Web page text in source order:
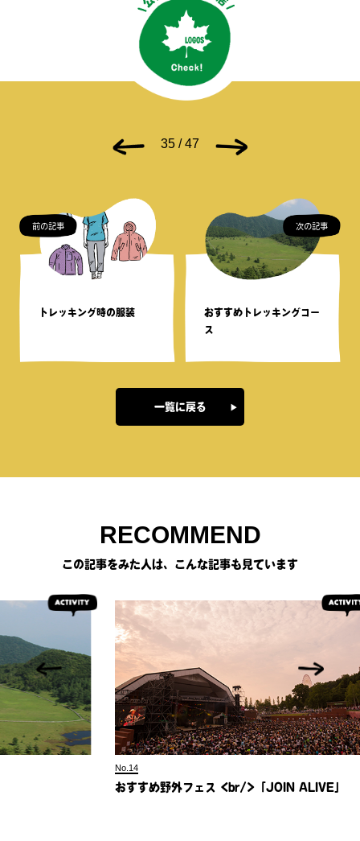
前の記事
トレッキング時の服装
35 / 47
次の記事
おすすめトレッキングコー
ス
一覧に戻る
RECOMMEND
この記事をみた人は、こんな記事も見ています
おすすめ野外フェス <br/>「JOIN ALIVE」 油断